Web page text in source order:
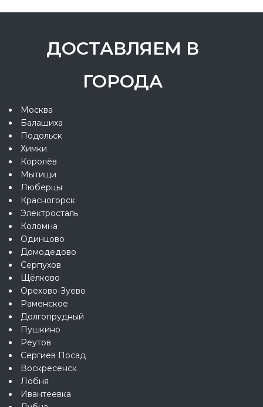
ДОСТАВЛЯЕМ В
ГОРОДА
Москва
Балашиха
Подольск
Химки
Королёв
Мытищи
Люберцы
Красногорск
Электросталь
Коломна
Одинцово
Домодедово
Серпухов
Щёлково
Орехово-Зуево
Раменское
Долгопрудный
Пушкино
Реутов
Сергиев Посад
Воскресенск
Лобня
Ивантеевка